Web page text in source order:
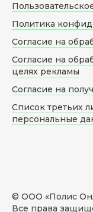
© ООО «Полис
Все права
Политика
Согласие на
Согласие на
целях рекламы
Согласие на
Список третьих
персональные